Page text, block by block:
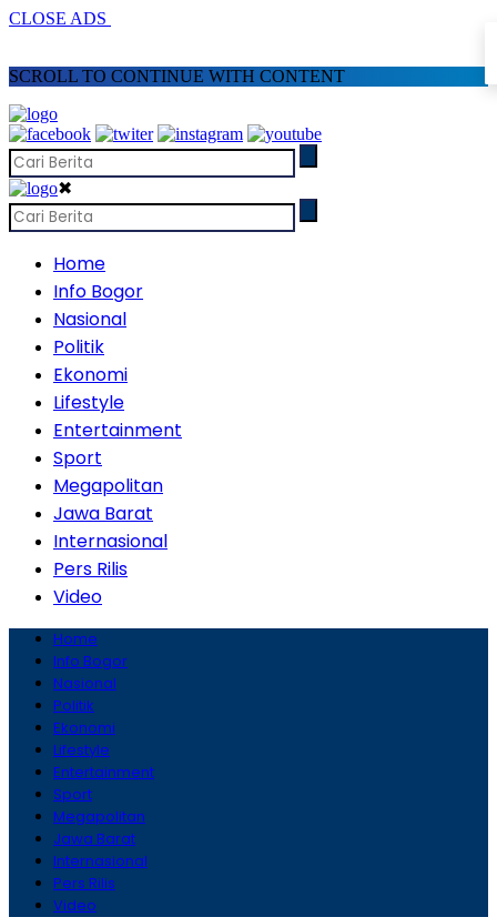
CLOSE ADS
SCROLL TO CONTINUE WITH CONTENT
✖
Home
Info Bogor
Nasional
Politik
Ekonomi
Lifestyle
Entertainment
Sport
Megapolitan
Jawa Barat
Internasional
Pers Rilis
Video
Home
Info Bogor
Nasional
Politik
Ekonomi
Lifestyle
Entertainment
Sport
Megapolitan
Jawa Barat
Internasional
Pers Rilis
Video